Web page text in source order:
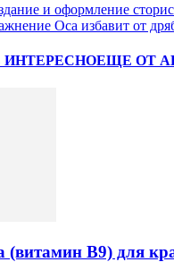
и оформление
Оса избавит от
ЕЩЕ ОТ
(витамин В9) для